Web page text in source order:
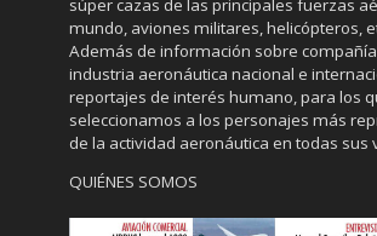
súper cazas de las principales fuerzas
mundo, aviones militares, helicópteros,
Además de información sobre
industria aeronáutica nacional e
reportajes de interés humano, para los
seleccionamos a los personajes más
de la actividad aeronáutica en todas sus
QUIÉNES SOMOS